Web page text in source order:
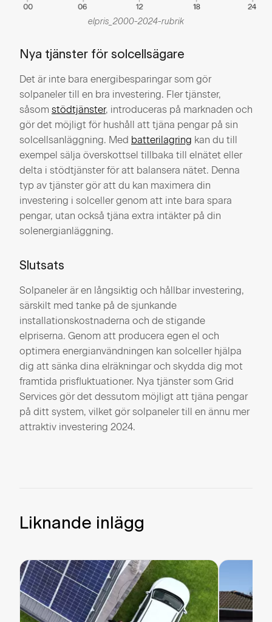
elpris_2000-2024-rubrik
Nya tjänster för solcellsägare
Det är inte bara energibesparingar som gör
solpaneler till en bra investering. Fler tjänster,
såsom stödtjänster, introduceras på marknaden och
gör det möjligt för hushåll att tjäna pengar på sin
solcellsanläggning. Med batterilagring kan du till
exempel sälja överskottsel tillbaka till elnätet eller
delta i stödtjänster för att balansera nätet. Denna
typ av tjänster gör att du kan maximera din
investering i solceller genom att inte bara spara
pengar, utan också tjäna extra intäkter på din
solenergianläggning.
Slutsats
Solpaneler är en långsiktig och hållbar investering,
särskilt med tanke på de sjunkande
installationskostnaderna och de stigande
elpriserna. Genom att producera egen el och
optimera energianvändningen kan solceller hjälpa
dig att sänka dina elräkningar och skydda dig mot
framtida prisfluktuationer. Nya tjänster som Grid
Services gör det dessutom möjligt att tjäna pengar
på ditt system, vilket gör solpaneler till en ännu mer
attraktiv investering 2024.
Liknande inlägg